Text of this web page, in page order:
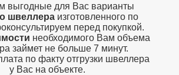
выгодные для Вас варианты
швеллераизготовленного по
перед покупкой.
необходимого Вам объема
займет не больше 7 минут.
по факту отгрузки швеллера
у Вас на объекте.